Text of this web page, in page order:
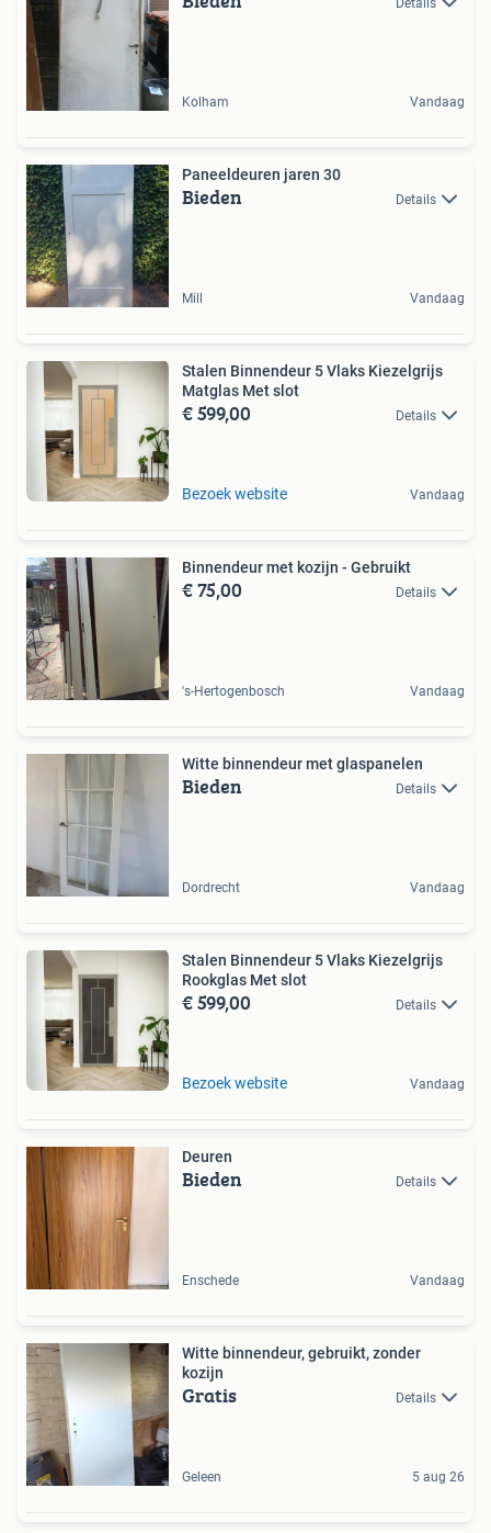
Details
Kolham Vandaag
Paneeldeuren jaren 30
Bieden Details
Mill Vandaag
Stalen Binnendeur 5 Vlaks Kiezelgrijs
Matglas Met slot
€ 599,00 Details
Bezoek website Vandaag
Binnendeur met kozijn - Gebruikt
€ 75,00 Details
's-Hertogenbosch Vandaag
Witte binnendeur met glaspanelen
Bieden Details
Dordrecht Vandaag
Stalen Binnendeur 5 Vlaks Kiezelgrijs
Rookglas Met slot
€ 599,00 Details
Bezoek website Vandaag
Deuren
Bieden Details
Enschede Vandaag
Witte binnendeur, gebruikt, zonder
kozijn
Gratis Details
Geleen 5 aug 26